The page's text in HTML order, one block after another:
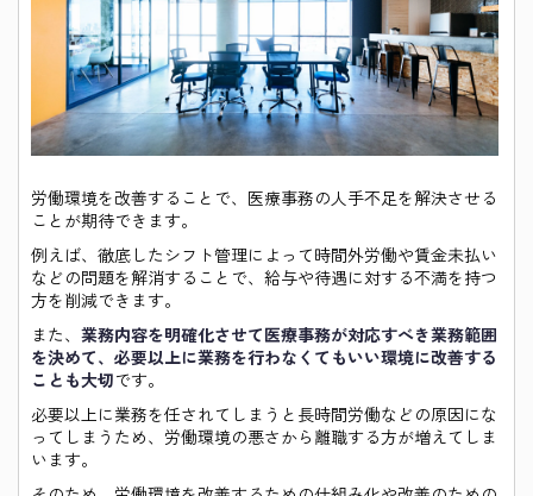
労働環境を改善することで、医療事務の人手不足を解決させる
ことが期待できます。
例えば、徹底したシフト管理によって時間外労働や賃金未払い
などの問題を解消することで、給与や待遇に対する不満を持つ
方を削減できます。
また、 業務内容を明確化させて医療事務が対応すべき業務範囲
を決めて、必要以上に業務を行わなくてもいい環境に改善する
ことも大切です。
必要以上に業務を任されてしまうと長時間労働などの原因にな
ってしまうため、労働環境の悪さから離職する方が増えてしま
います。